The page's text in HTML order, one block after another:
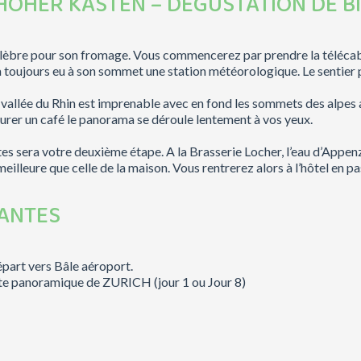
pour son fromage. Vous commencerez par prendre la
eu à son sommet une station météorologique. Le sentier
du Rhin est imprenable avec en fond les sommets des
un café le panorama se déroule lentement à vos yeux.
sera votre deuxième étape. A la Brasserie Locher, l’eau
que celle de la maison. Vous rentrerez alors à l’hôtel en
vers Bâle aéroport.
panoramique de ZURICH (jour 1 ou Jour 8)